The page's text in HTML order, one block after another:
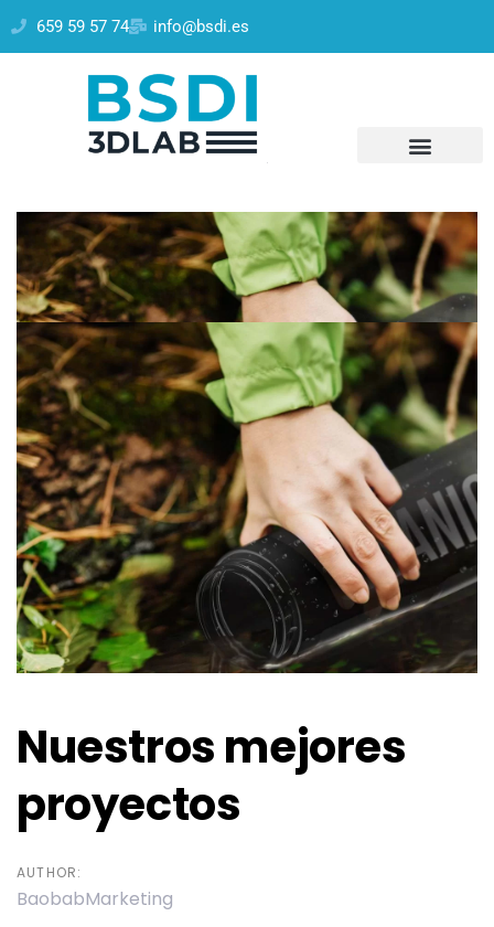
659 59 57 74 info@bsdi.es
Nuestros mejores
proyectos
AUTHOR:
BaobabMarketing